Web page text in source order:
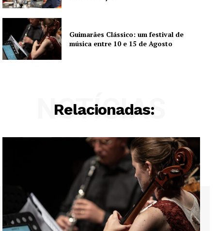
Guimarães Clássico: um festival de
música entre 10 e 15 de Agosto
Relacionadas:
NOTÍCIAS